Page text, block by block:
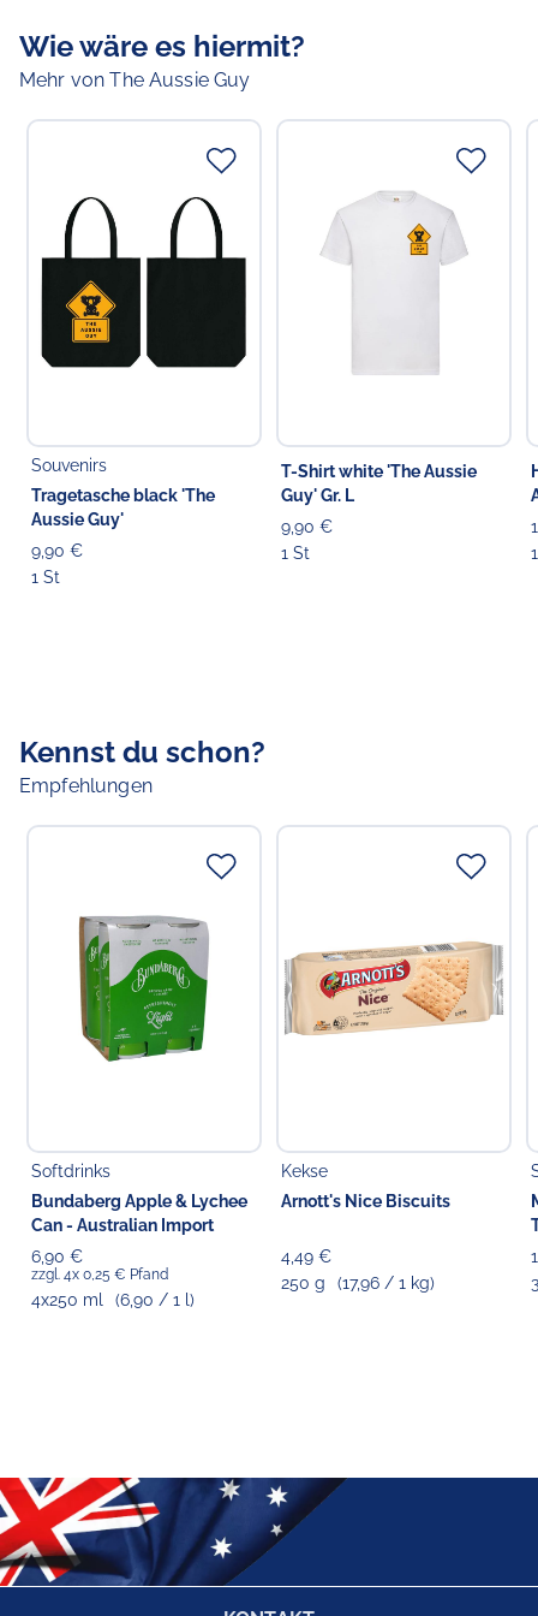
dunkelblau
Zusammensetzung:97 % Polyester, 3 % Elasthan
Pflegehinweis:
Handwäsche, keine chemische
Reinigung
Verantwortlicher Lebensmittelunternehmer
Verantwortliche Person in der EU
Choppy's Food & Non-Food GmbH
Wie wäre es hiermit?
Mehr von The Aussie Guy
Souvenirs
Tragetasche black 'The
Aussie Guy'
9,90 €
1 St
T-Shirt white 'The Aussie
Guy' Gr. L
9,90 €
1 St
Kennst du schon?
Empfehlungen
Softdrinks
Bundaberg Apple & Lychee
Can - Australian Import
6,90 €
zzgl. 4x 0,25 € Pfand
4x250 ml (6,90 / 1 l)
Kekse
Arnott's Nice Biscuits
4,49 €
250 g
(17,96 / 1 kg)